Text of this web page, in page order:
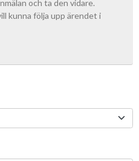
och ta den vidare.
kunna följa upp ärendet i